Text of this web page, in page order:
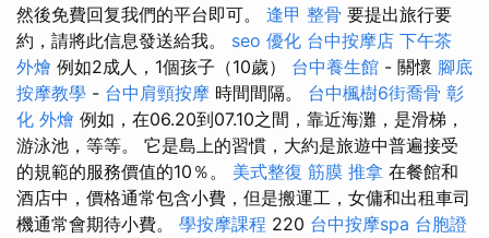
然後免費回复我們的平台即可。 逢甲 整骨 要提出旅行要
約，請將此信息發送給我。 seo 優化 台中按摩店 下午茶
外燴 例如2成人，1個孩子（10歲） 台中養生館 - 關懷 腳底
按摩教學 - 台中肩頸按摩 時間間隔。 台中楓樹6街喬骨 彰
化 外燴 例如，在06.20到07.10之間，靠近海灘，是滑梯，
游泳池，等等。 它是島上的習慣，大約是旅遊中普遍接受
的規範的服務價值的10％。 美式整復 筋膜 推拿 在餐館和
酒店中，價格通常包含小費，但是搬運工，女傭和出租車司
機通常會期待小費。 學按摩課程 220 台中按摩spa 台胞證